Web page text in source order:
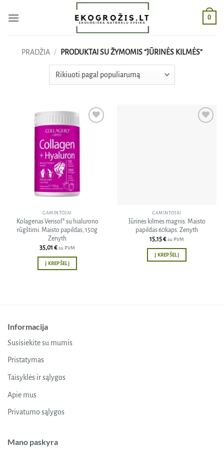
0
PRADŽIA / PRODUKTAI SU ŽYMOMIS “JŪRINĖS KILMĖS”
GAMINTOJAI
Kolagenas Verisol® su hialurono
rūgštimi. Maisto papildas, 150g
Zenyth
35,01 €su PVM
Į KREPŠELĮ
GAMINTOJAI
Jūrinės kilmės magnis. Maisto
papildas 60kaps. Zenyth
15,15€su PVM
Į KREPŠELĮ
Informacija
Susisiekite su mumis
Pristatymas
Taisyklės ir sąlygos
Apie mus
Privatumo sąlygos
Mano paskyra